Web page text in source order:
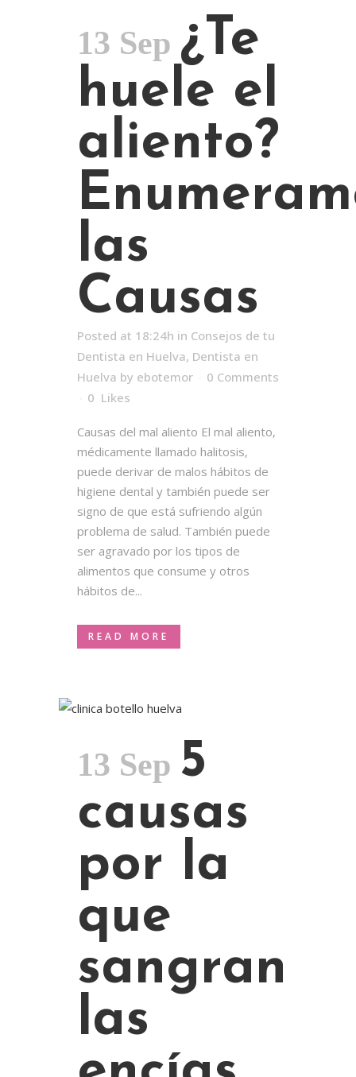
13 Sep ¿Te
huele el
aliento?
las
Causas
Posted at 18:24h in Consejos de tu
Dentista en Huelva, Dentista en
Huelva by ebotemor
0 Comments
0 Likes
Causas del mal aliento El mal aliento,
médicamente llamado halitosis,
puede derivar de malos hábitos de
higiene dental y también puede ser
signo de que está sufriendo algún
problema de salud. También puede
ser agravado por los tipos de
alimentos que consume y otros
hábitos de...
READ MORE
13 Sep 5
causas
por la
que
sangran
las